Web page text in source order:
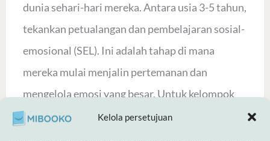
Kelola persetujuan
dunia sehari-hari mereka. Antara usia 3-5 tahun,
tekankan petualangan dan pembelajaran sosial-
emosional (SEL). Ini adalah tahap di mana
mereka mulai menjalin pertemanan dan
mengelola emosi yang besar. Untuk kelompok
usia 6-7 tahun, perkenalkan pemecahan masalah